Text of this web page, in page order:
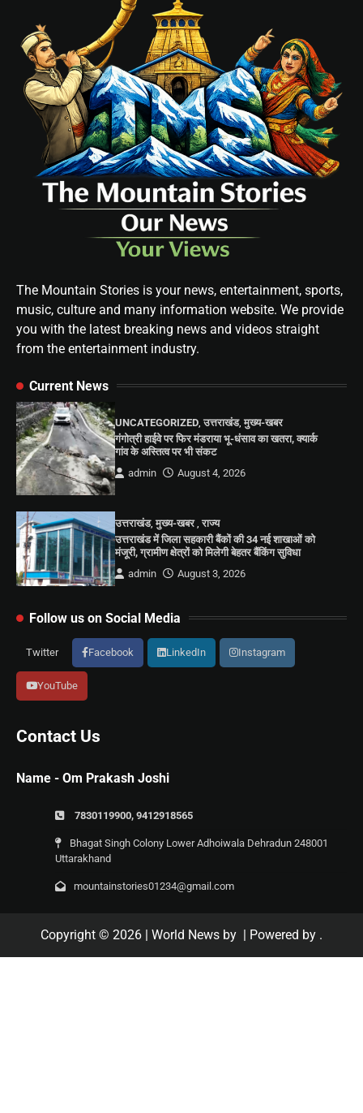
The Mountain Stories is your news, entertainment, sports,
music, culture and many information website. We provide
you with the latest breaking news and videos straight
from the entertainment industry.
Current News
UNCATEGORIZED,उत्तराखंड,मुख्य-खबर
गंगोत्री हाईवे पर फिर मंडराया भू-धंसाव का खतरा, क्यार्क
गांव के अस्तित्व पर भी संकट
admin
August 4, 2026
उत्तराखंड,मुख्य-खबर ,राज्य
उत्तराखंड में जिला सहकारी बैंकों की 34 नई शाखाओं को
मंजूरी, ग्रामीण क्षेत्रों को मिलेगी बेहतर बैंकिंग सुविधा
admin
August 3, 2026
Follow us on Social Media
Twitter Facebook LinkedIn Instagram
YouTube
Contact Us
Name - Om Prakash Joshi
7830119900, 9412918565
Bhagat Singh Colony Lower Adhoiwala Dehradun 248001
Uttarakhand
mountainstories01234@gmail.com
Copyright © 2026 | World News by | Powered by .